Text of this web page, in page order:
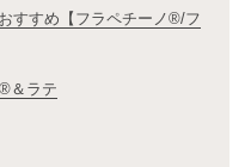
すすめ【フラペチーノ®/フ
＆ラテ